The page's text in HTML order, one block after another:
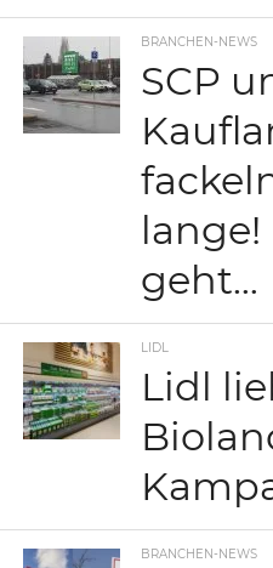
BRANCHEN-NEWS
SCP
lange!
geht…
LIDL
Lidl
BRANCHEN-NEWS